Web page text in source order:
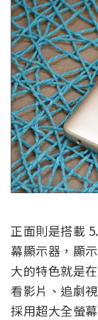
正面則是搭載
幕顯示器，顯
大的特色就是
看影片、追劇
採用超大全螢